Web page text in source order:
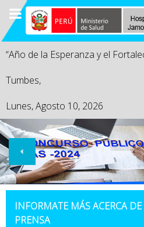
“Año de la Esperanza y el
Tumbes,
Lunes, Agosto 10, 2026
INFORMATE MÁS ACERCA
PRENSA